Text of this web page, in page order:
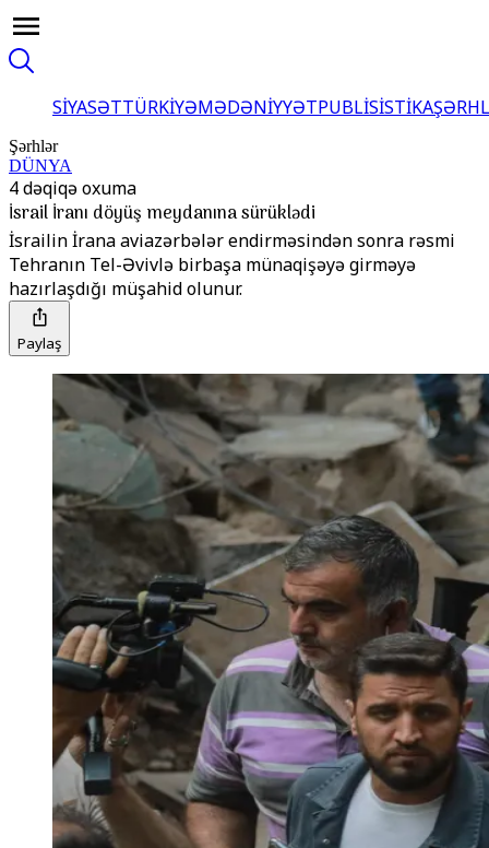
SİYASƏTTÜRKİYƏMƏDƏNİYYƏTPUBLİSİSTİKA
Şərhlər
DÜNYA
4 dəqiqə oxuma
İsrail İranı döyüş meydanına sürüklədi
İsrailin İrana aviazərbələr endirməsindən sonra rəsmi
Tehranın Tel-Əvivlə birbaşa münaqişəyə girməyə
hazırlaşdığı müşahidә olunur.
Paylaş